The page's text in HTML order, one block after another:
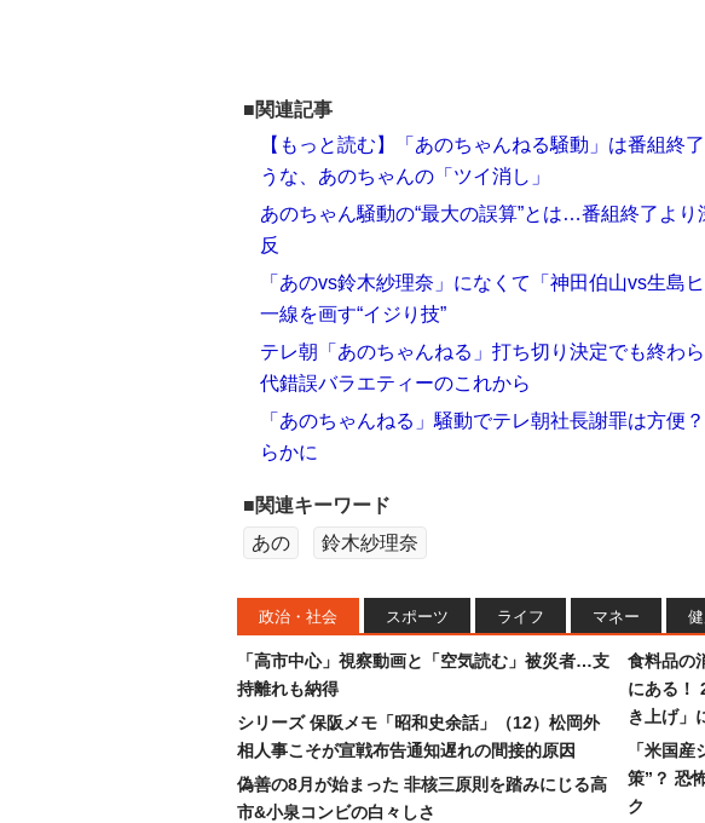
■関連記事
【もっと読む】「あのちゃんねる騒動」は番組終
うな、あのちゃんの「ツイ消し」
あのちゃん騒動の“最大の誤算”とは…番組終了より
反
「あのvs鈴木紗理奈」になくて「神田伯山vs生島
一線を画す“イジり技”
テレ朝「あのちゃんねる」打ち切り決定でも終わ
代錯誤バラエティーのこれから
「あのちゃんねる」騒動でテレ朝社長謝罪は方便
らかに
■関連キーワード
あの
鈴木紗理奈
政治・社会 スポーツ ライフ マネー
「高市中心」視察動画と「空気読む」被災者…支
持離れも納得
シリーズ 保阪メモ「昭和史余話」（12）松岡外
相人事こそが宣戦布告通知遅れの間接的原因
偽善の8月が始まった 非核三原則を踏みにじる高
市&小泉コンビの白々しさ
食料品の
にある！
き上げ」
「米国
策”？ 恐
ク